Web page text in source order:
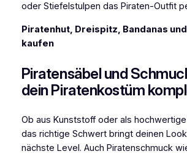
oder Stiefelstulpen das Piraten-Outfit
Piratenhut, Dreispitz, Bandanas
kaufen
Piratensäbel und
dein Piratenkostüm
Ob aus Kunststoff oder als
das richtige Schwert bringt deinen
nächste Level. Auch Piratenschmuck